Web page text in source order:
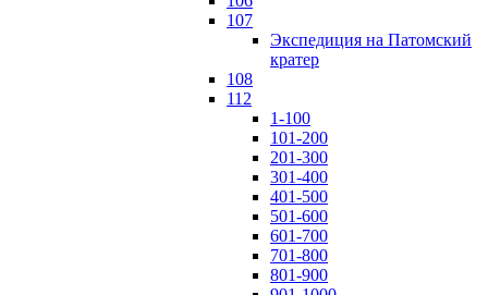
107
Экспедиция на Патомский
кратер
108
112
1-100
101-200
201-300
301-400
401-500
501-600
601-700
701-800
801-900